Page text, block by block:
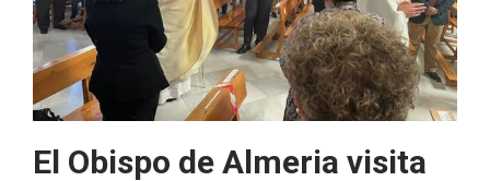
El Obispo de Almeria visita